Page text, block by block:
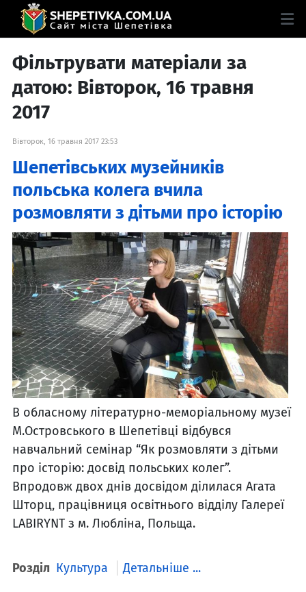
Фільтрувати матеріали за
датою: Вівторок, 16 травня
2017
Вівторок, 16 травня 2017 23:53
Шепетівських музейників
польська колега вчила
розмовляти з дітьми про історію
В обласному літературно-меморіальному музеї
М.Островського в Шепетівці відбувся
навчальний семінар “Як розмовляти з дітьми
про історію: досвід польських колег”.
Впродовж двох днів досвідом ділилася Агата
Шторц, працівниця освітнього відділу Галереї
LABIRYNТ з м. Любліна, Польща.
Розділ Культура Детальніше ...